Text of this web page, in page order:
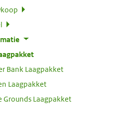
Bank Laagpakket
Laagpakket
Grounds Laagpakket